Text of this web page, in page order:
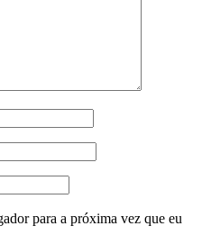
para a próxima vez que eu